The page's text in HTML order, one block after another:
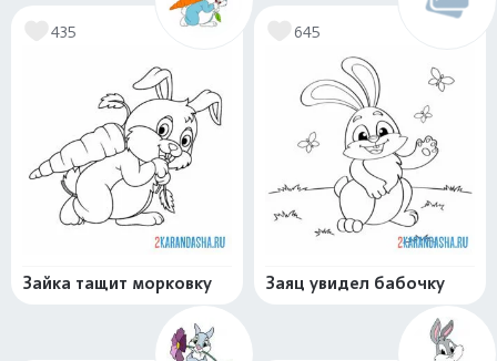
435
Зайка тащит морковку
645
Заяц увидел бабочку